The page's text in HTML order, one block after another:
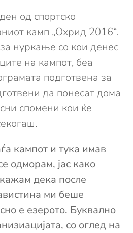
од спортско
камп „Охрид 2016“.
нуркање со кои денес
на кампот, беа
подготвена за
да понесат дома
спомени кои ќе
кампот и тука имав
одморам, јас како
дека после
ми беше
е езерото. Буквално
со оглед на